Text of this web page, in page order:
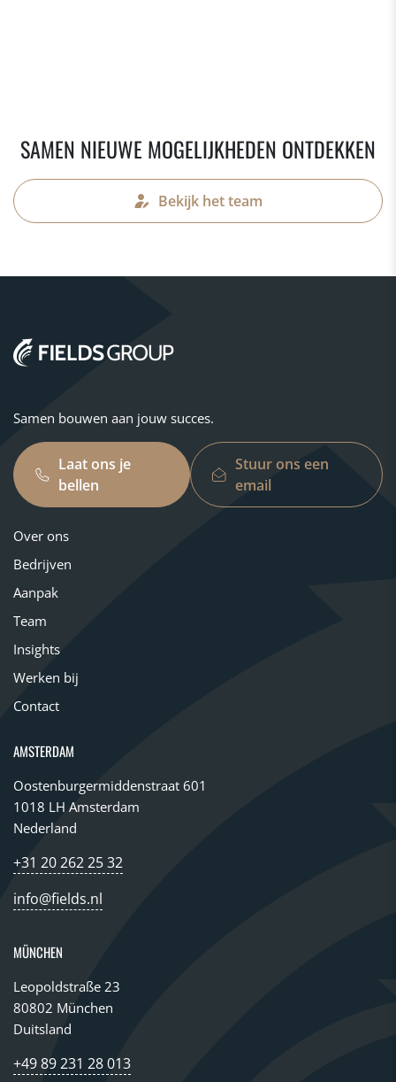
SAMEN NIEUWE MOGELIJKHEDEN ONTDEKKEN
Bekijk het team
Samen bouwen aan jouw succes.
Laat ons je
bellen
Stuur ons een
email
Over ons
Bedrijven
Aanpak
Team
Insights
Werken bij
Contact
AMSTERDAM
Oostenburgermiddenstraat 601
1018 LH Amsterdam
Nederland
+31 20 262 25 32
info@fields.nl
MÜNCHEN
Leopoldstraße 23
80802 München
Duitsland
+49 89 231 28 013